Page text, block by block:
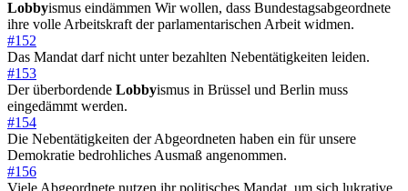
Lobbyismus eindämmen Wir wollen, dass Bundestagsabgeordnete
ihre volle Arbeitskraft der parlamentarischen Arbeit widmen.
#152
Das Mandat darf nicht unter bezahlten Nebentätigkeiten leiden.
#153
Der überbordende Lobbyismus in Brüssel und Berlin muss
eingedämmt werden.
#154
Die Nebentätigkeiten der Abgeordneten haben ein für unsere
Demokratie bedrohliches Ausmaß angenommen.
#156